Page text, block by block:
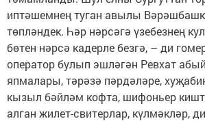
иптәшемнең туган авылы
төпләндек. Һәр нәрсәгә үзебезнең
бөтен нәрсә кадерле безгә, – ди
оператор булып эшләгән Ревхат
япмалары, тәрәзә пәрдәләре,
кызыл бәйләм кофта, шифоньер
алган жилет-свитерлар, күлмәкләр,